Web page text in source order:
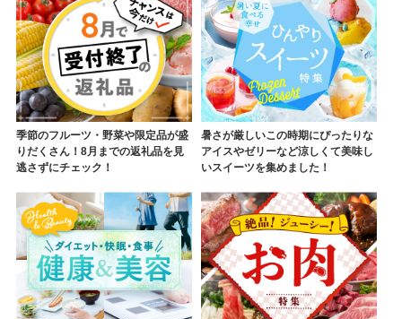
季節のフルーツ・野菜や限定品が盛
りだくさん！8月までの返礼品を見
逃さずにチェック！
暑さが厳しいこの時期にぴったりな
アイスやゼリーなど涼しくて美味し
いスイーツを集めました！